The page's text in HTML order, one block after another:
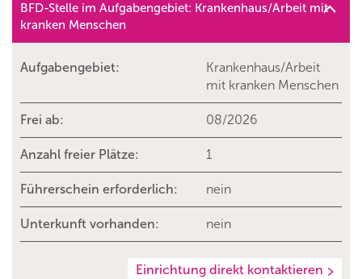
BFD-Stelle im Aufgabengebiet: Krankenhaus/Arbeit mit
kranken Menschen
Aufgabengebiet:
Krankenhaus/Arbeit
mit kranken Menschen
Frei ab: 08/2026
Anzahl freier Plätze: 1
Führerschein erforderlich: nein
Unterkunft vorhanden: nein
Einrichtung direkt kontaktieren